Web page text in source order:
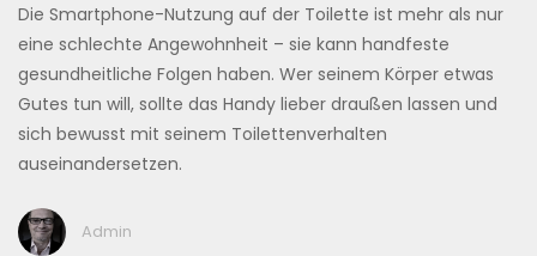
Die Smartphone-Nutzung auf der Toilette ist mehr als nur
eine schlechte Angewohnheit – sie kann handfeste
gesundheitliche Folgen haben. Wer seinem Körper etwas
Gutes tun will, sollte das Handy lieber draußen lassen und
sich bewusst mit seinem Toilettenverhalten
auseinandersetzen.
Admin